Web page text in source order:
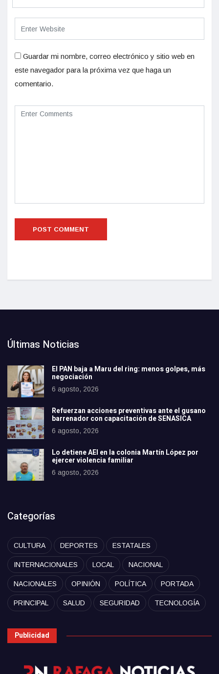
Guardar mi nombre, correo electrónico y sitio web en
este navegador para la próxima vez que haga un
comentario.
Últimas Noticias
El PAN baja a Maru del ring: menos golpes, más
negociación
6 agosto, 2026
Refuerzan acciones preventivas ante el gusano
barrenador con capacitación de SENASICA
6 agosto, 2026
Lo detiene AEI en la colonia Martín López por
ejercer violencia familiar
6 agosto, 2026
Categorías
CULTURA DEPORTES ESTATALES
INTERNACIONALES LOCAL NACIONAL
NACIONALES OPINIÓN POLÍTICA PORTADA
PRINCIPAL SALUD SEGURIDAD TECNOLOGÍA
Publicidad